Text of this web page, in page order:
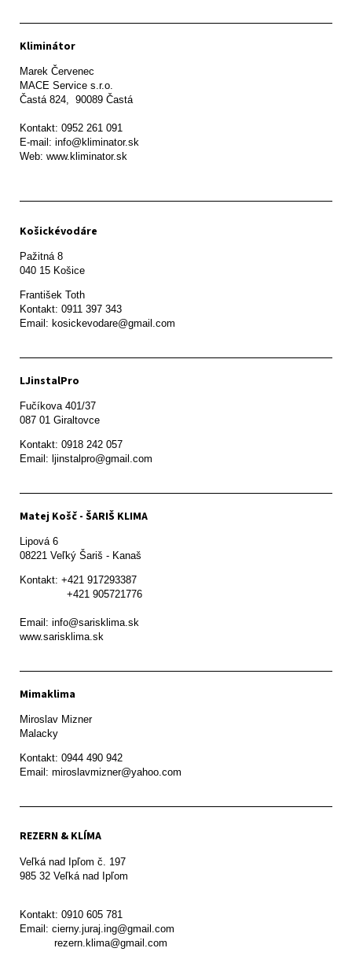
Kliminátor
Marek Červenec
MACE Service s.r.o.
Častá 824,  90089 Častá
Kontakt: 0952 261 091
E-mail: info@kliminator.sk
Web: www.kliminator.sk
Košickévodáre
Pažitná 8
František Toth
Kontakt: 0911 397 343
Email: kosickevodare@gmail.com
LJinstalPro
Fučíkova 401/37
087 01 Giraltovce
Kontakt: 0918 242 057
Email: ljinstalpro@gmail.com
Matej Košč - ŠARIŠ KLIMA
Lipová 6
08221 Veľký Šariš - Kanaš
Kontakt: +421 917293387
Email: info@sarisklima.sk
www.sarisklima.sk
Mimaklima
Miroslav Mizner
Malacky
Kontakt: 0944 490 942
REZERN & KLÍMA
Veľká nad Ipľom č. 197
985 32 Veľká nad Ipľom
Kontakt: 0910 605 781
Email: cierny.juraj.ing@gmail.com
           rezern.klima@gmail.com